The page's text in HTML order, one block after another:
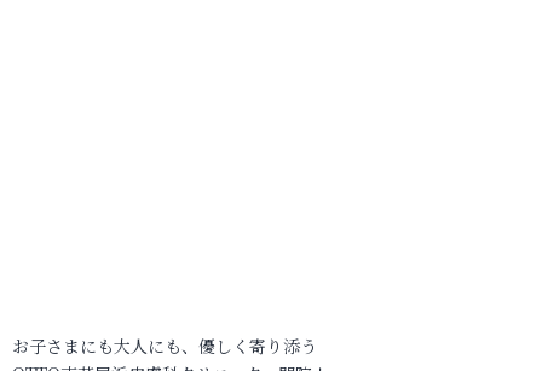
お子さまにも大人にも、優しく寄り添う